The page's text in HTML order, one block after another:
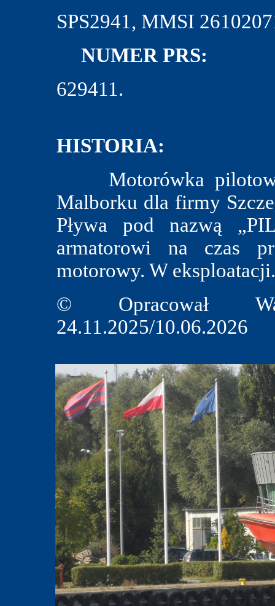
SPS2941, MMSI
NUMER PRS:
629411.
HISTORIA:
Motorówka pilotowa
Malborku dla firmy
Pływa pod nazwą
armatorowi na czas
motorowy. W eksploatacji.
© Opracował
24.11.2025/10.06.2026